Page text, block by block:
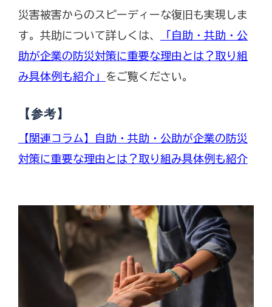
災害被害からのスピーディーな復旧も実現しま
す。共助について詳しくは、
「自助・共助・公
助が企業の防災対策に重要な理由とは？取り組
み具体例も紹介」
をご覧ください。
【参考】
【関連コラム】自助・共助・公助が企業の防災
対策に重要な理由とは？取り組み具体例も紹介